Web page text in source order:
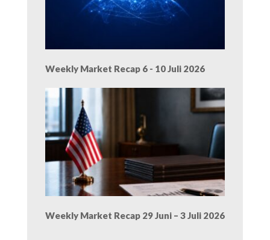
Weekly Market Recap 6 - 10 Juli 2026
Weekly Market Recap 29 Juni – 3 Juli 2026